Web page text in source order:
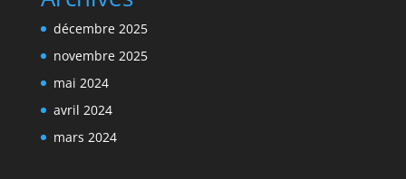
décembre 2025
novembre 2025
mai 2024
avril 2024
mars 2024